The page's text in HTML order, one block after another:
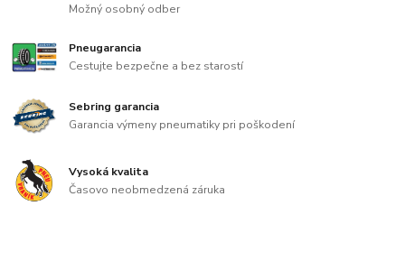
Možný osobný odber
Pneugarancia
Cestujte bezpečne a bez starostí
Sebring garancia
Garancia výmeny pneumatiky pri poškodení
Vysoká kvalita
Časovo neobmedzená záruka